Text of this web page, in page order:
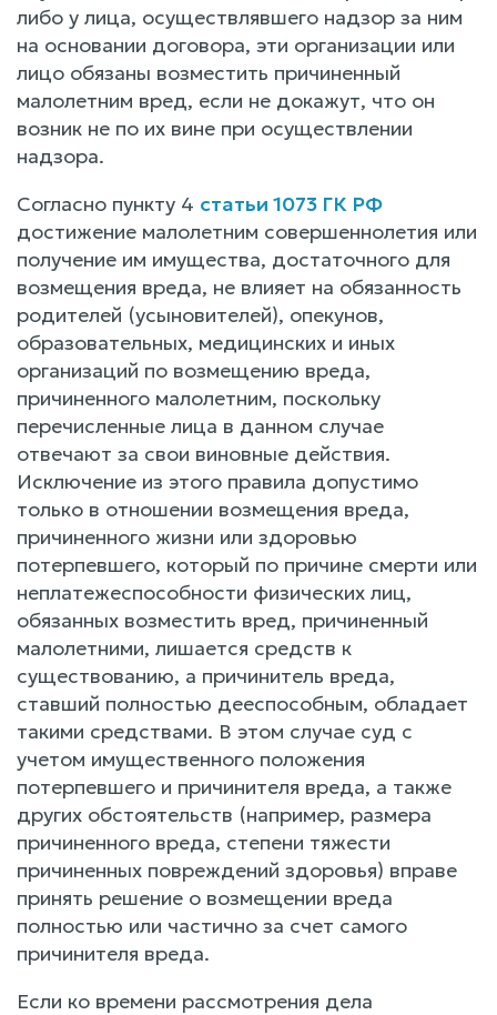
либо у лица, осуществлявшего надзор за ним
на основании договора, эти организации или
лицо обязаны возместить причиненный
малолетним вред, если не докажут, что он
возник не по их вине при осуществлении
надзора.
Согласно пункту 4 статьи 1073 ГК РФ
достижение малолетним совершеннолетия или
получение им имущества, достаточного для
возмещения вреда, не влияет на обязанность
родителей (усыновителей), опекунов,
образовательных, медицинских и иных
организаций по возмещению вреда,
причиненного малолетним, поскольку
перечисленные лица в данном случае
отвечают за свои виновные действия.
Исключение из этого правила допустимо
только в отношении возмещения вреда,
причиненного жизни или здоровью
потерпевшего, который по причине смерти или
неплатежеспособности физических лиц,
обязанных возместить вред, причиненный
малолетними, лишается средств к
существованию, а причинитель вреда,
ставший полностью дееспособным, обладает
такими средствами. В этом случае суд с
учетом имущественного положения
потерпевшего и причинителя вреда, а также
других обстоятельств (например, размера
причиненного вреда, степени тяжести
причиненных повреждений здоровья) вправе
принять решение о возмещении вреда
полностью или частично за счет самого
причинителя вреда.
Если ко времени рассмотрения дела